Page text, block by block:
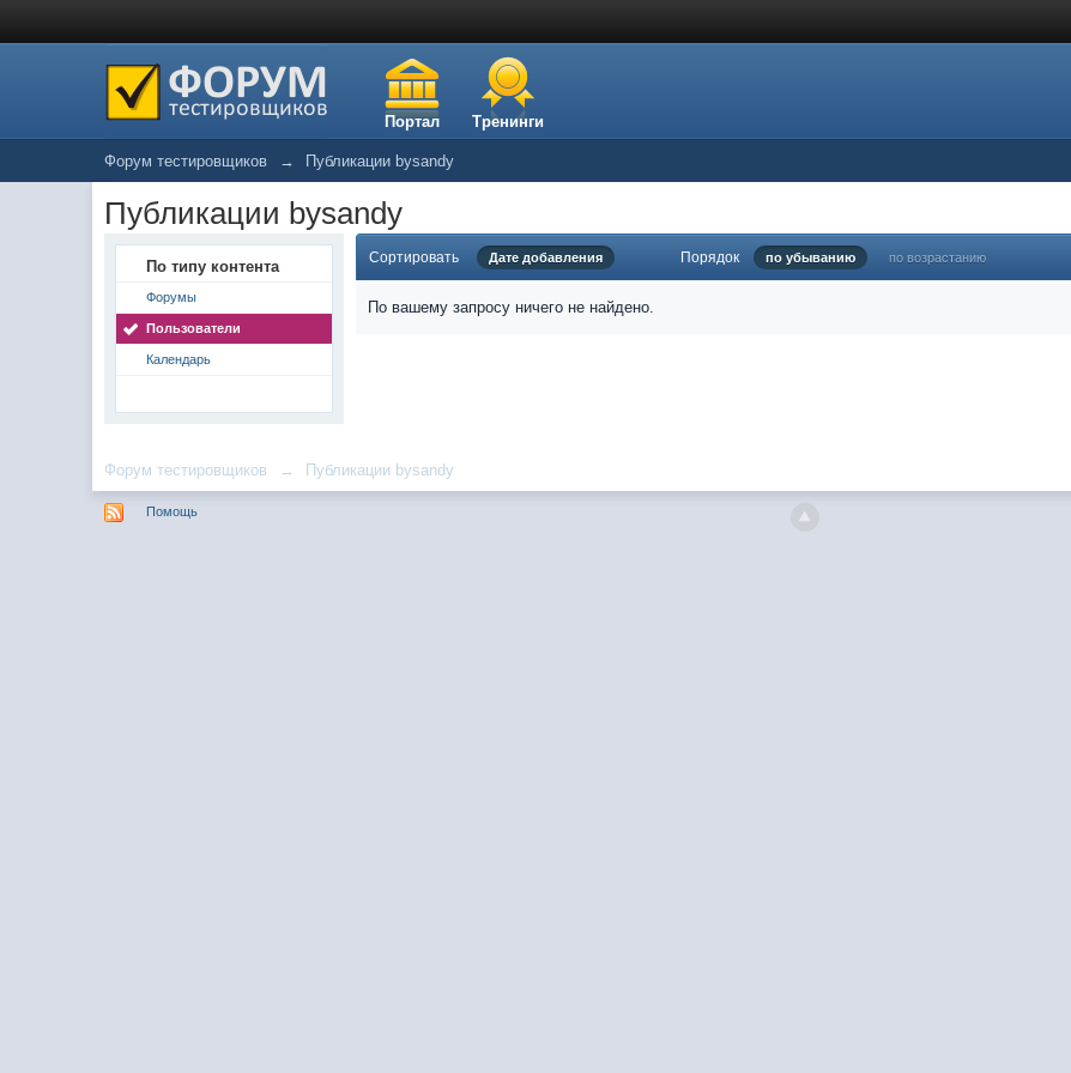
Портал Тренинги
Форум тестировщиков → Публикации bysandy
Публикации bysandy
По типу контента
Форумы
Пользователи
Календарь
Сортировать Дате добавления Порядок по убыванию по возрастанию
По вашему запросу ничего не найдено.
Форум тестировщиков → Публикации bysandy
Помощь